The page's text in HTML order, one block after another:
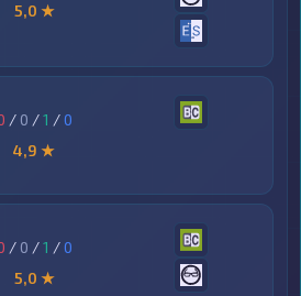
5,0 ★
/ 0 /1 /0
4,9 ★
/ 0 /1 /0
5,0 ★